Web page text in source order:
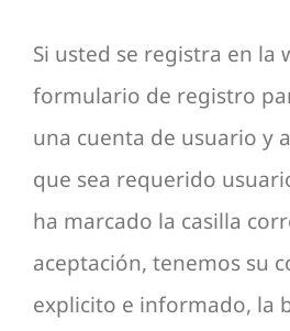
Si usted se registra en la
formulario de registro
una cuenta de usuario y
que sea requerido
ha marcado la casilla
aceptación, tenemos su
explicito e informado, la